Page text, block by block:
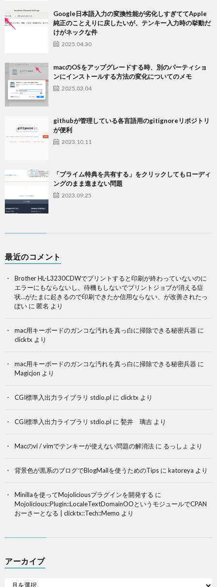
Google日本語入力の変換性能が劣化しすぎててApple
純正のことえりに戻したいが、テンキー入力時の挙動だ
けがネックな件
2025.04.30
macのOSをアップグレードする時、別のパーティショ
ンにインストールする方法の変化についてのメモ
2025.03.04
githubが管理している各言語用のgitignoreリポジトリ
が便利
2023.10.11
「プライム特典を共有する」をクリックしてもローディ
ングのまま進まない問題
2023.09.25
最近のコメント
Brother HL-L3230CDWでプリントすると印刷が終わっていないのに
エラーにもならないし、待機もしないでプリントジョブが消える症
状…がたまに起きるので印刷できたか信用ならない、が改善されたっ
ぽい に 匿名 より
mac用キーボードのガンコな汚れを真っ白に掃除できる秘密兵器 に
clicktx より
mac用キーボードのガンコな汚れを真っ白に掃除できる秘密兵器 に
Magicjon より
CGI標準入出力ライブラリ stdio.pl に clicktx より
CGI標準入出力ライブラリ stdio.pl に 甃井 璃吉 より
Macのvi / vimでテンキーが使えない問題の解消法 に るっしょ より
背景色が黒系のブログでBlogMailを使うためのTips に katoreya より
Minillaを使ってMojoliciousプラグインを開発する に
Mojolicious::Plugin::LocaleTextDomainOOというモジュールでCPAN
おーさーとなる | clicktx::Tech::Memo より
アーカイブ